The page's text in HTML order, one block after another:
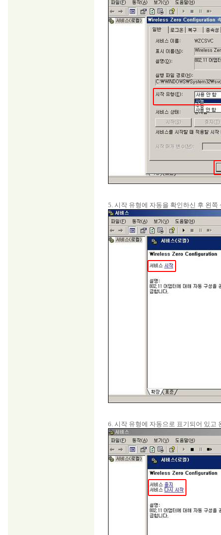
5. 시작 유형에 자동을 확인하신 후 왼
6. 시작 유형에 자동으로 표기되어 있고